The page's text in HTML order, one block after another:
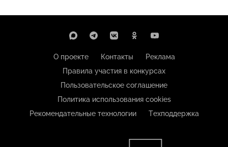
О проекте Контакты
Реклама
Правила участия в конкурсах
Пользовательское соглашение
Политика использования cookies
Рекомендательные технологии
Техподдержка